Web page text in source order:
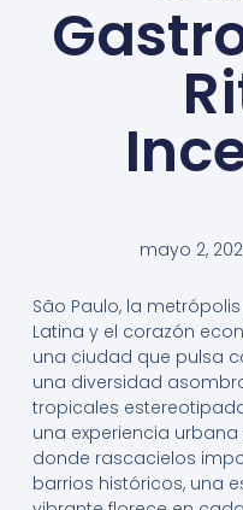
mayo 2,
São Paulo, la
Latina y el corazón
una ciudad que pulsa
una diversidad
tropicales
una experiencia
donde rascacielos
barrios históricos, una